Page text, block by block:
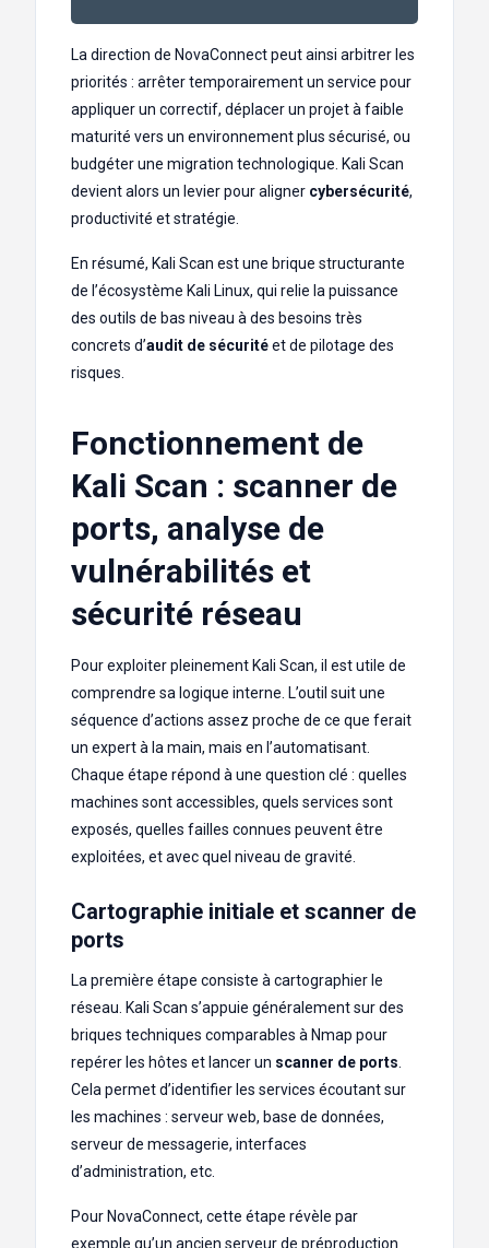
La direction de NovaConnect peut ainsi arbitrer les
priorités : arrêter temporairement un service pour
appliquer un correctif, déplacer un projet à faible
maturité vers un environnement plus sécurisé, ou
budgéter une migration technologique. Kali Scan
devient alors un levier pour aligner cybersécurité,
productivité et stratégie.
En résumé, Kali Scan est une brique structurante
de l’écosystème Kali Linux, qui relie la puissance
des outils de bas niveau à des besoins très
concrets d’audit de sécuritéet de pilotage des
risques.
Fonctionnement de
Kali Scan : scanner de
ports, analyse de
vulnérabilités et
sécurité réseau
Pour exploiter pleinement Kali Scan, il est utile de
comprendre sa logique interne. L’outil suit une
séquence d’actions assez proche de ce que ferait
un expert à la main, mais en l’automatisant.
Chaque étape répond à une question clé : quelles
machines sont accessibles, quels services sont
exposés, quelles failles connues peuvent être
exploitées, et avec quel niveau de gravité.
Cartographie initiale et scanner de
ports
La première étape consiste à cartographier le
réseau. Kali Scan s’appuie généralement sur des
briques techniques comparables à Nmap pour
repérer les hôtes et lancer un scanner de ports
Cela permet d’identifier les services écoutant sur
les machines : serveur web, base de données,
serveur de messagerie, interfaces
d’administration, etc.
Pour NovaConnect, cette étape révèle par
exemple qu’un ancien serveur de préproduction